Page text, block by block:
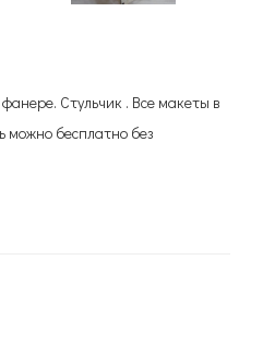
Стульчик . Все макеты в
можно бесплатно без